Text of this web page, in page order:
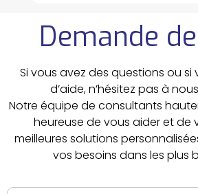
Demande
Si vous avez des questions ou si
d’aide, n’hésitez pas à
Notre équipe de consultants
heureuse de vous aider et de
meilleures solutions
vos besoins dans les plus